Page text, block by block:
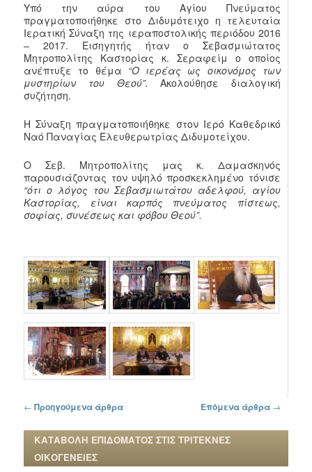
Υπό την αύρα του Αγίου Πνεύματος
πραγματοποιήθηκε στο Διδυμότειχο η τελευταία
Ιερατική Σύναξη της ιεραποστολικής περιόδου 2016
– 2017. Εισηγητής ήταν ο Σεβασμιώτατος
Μητροπολίτης Καστορίας κ. Σεραφείμ ο οποίος
ανέπτυξε το θέμα “Ο ιερέας ως οικονόμος των
μυστηρίων του Θεού”. Ακολούθησε διαλογική
συζήτηση.
Η Σύναξη πραγματοποιήθηκε στον Ιερό Καθεδρικό
Ναό Παναγίας Ελευθερωτρίας Διδυμοτείχου.
Ο Σεβ. Μητροπολίτης μας κ. Δαμασκηνός
παρουσιάζοντας τον υψηλό προσκεκλημένο τόνισε
“ότι ο λόγος του Σεβασμιωτάτου αδελφού, αγίου
Καστορίας, είναι καρπός πνεύματος πίστεως,
σοφίας, συνέσεως και φόβου Θεού”.
Πλοήγηση στα άρθρα
← Προηγούμενα άρθρα Επόμενα άρθρα →
ΚΑΤΑΒΟΛΗ ΕΠΙΔΟΜΑΤΟΣ ΣΤΙΣ ΤΡΙΤΕΚΝΕΣ
ΟΙΚΟΓΕΝΕΙΕΣ